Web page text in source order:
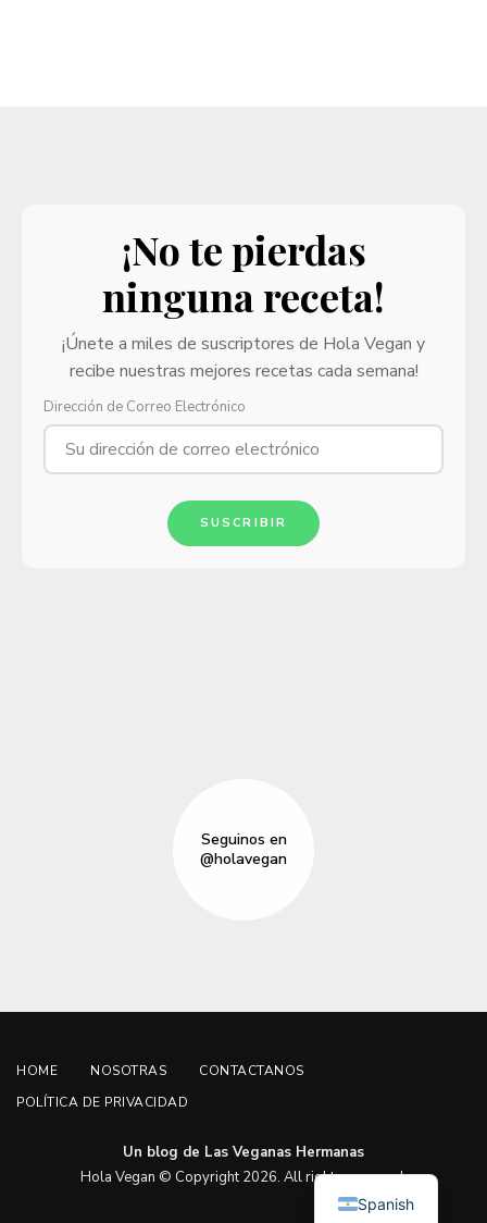
¡No te pierdas
ninguna receta!
¡Únete a miles de suscriptores de Hola Vegan y
recibe nuestras mejores recetas cada semana!
Dirección de Correo Electrónico
SUSCRIBIR
Seguinos en
@holavegan
HOME NOSOTRAS
CONTACTANOS
POLÍTICA DE PRIVACIDAD
Un blog de Las Veganas Hermanas
Hola Vegan © Copyright 2026. All rights reserved.
Spanish
English